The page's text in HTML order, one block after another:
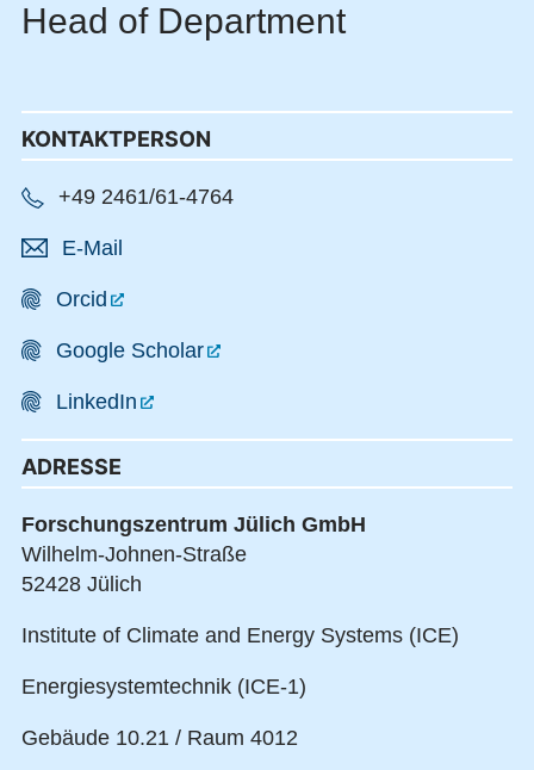
Head of Department
KONTAKTPERSON
+49 2461/61-4764
E-Mail
Orcid
Google Scholar
LinkedIn
ADRESSE
Forschungszentrum Jülich GmbH
Wilhelm-Johnen-Straße
52428 Jülich
Institute of Climate and Energy Systems (ICE)
Energiesystemtechnik (ICE-1)
Gebäude 10.21 / Raum 4012